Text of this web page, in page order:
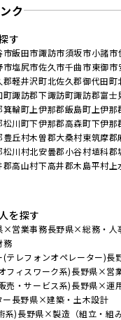
ク
す
市飯田市諏訪市須坂市小諸市
市塩尻市佐久市千曲市東御市
郡軽井沢町北佐久郡御代田町
町諏訪郡下諏訪町諏訪郡富士
箕輪町 上伊那郡飯島町 上伊
松川町下伊那郡高森町下伊那
豊丘村木曽郡大桑村東筑摩郡
松川村北安曇郡小谷村埴科郡
郡高山村下高井郡木島平村上
を探す
×営業事務長野県×総務・人
務
テレフォンオペレーター)長
フィスワーク系)長野県×営
売・サービス系)長野県×運
長野県×建築・土木設計
系)長野県×製造（組立・組み